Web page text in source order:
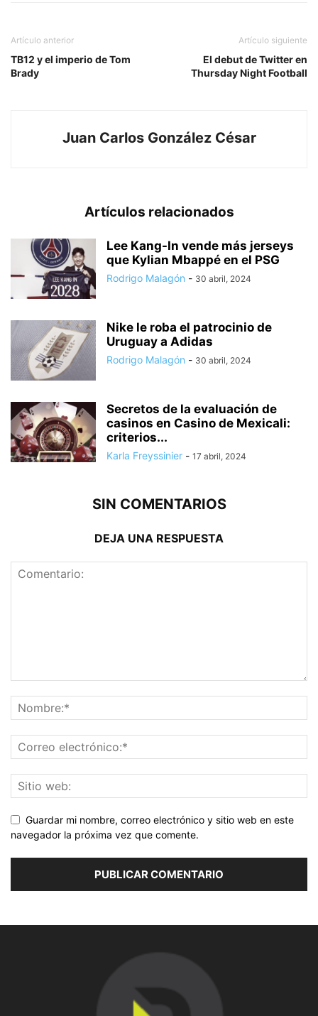
Artículo anterior
TB12 y el imperio de Tom
Brady
Artículo siguiente
El debut de Twitter en
Thursday Night Football
Juan Carlos González César
Artículos relacionados
Lee Kang-In vende más jerseys
que Kylian Mbappé en el PSG
Rodrigo Malagón - 30 abril, 2024
Nike le roba el patrocinio de
Uruguay a Adidas
Rodrigo Malagón - 30 abril, 2024
Secretos de la evaluación de
casinos en Casino de Mexicali:
сriterios...
Karla Freyssinier - 17 abril, 2024
SIN COMENTARIOS
DEJA UNA RESPUESTA
Guardar mi nombre, correo electrónico y sitio web en este
navegador la próxima vez que comente.